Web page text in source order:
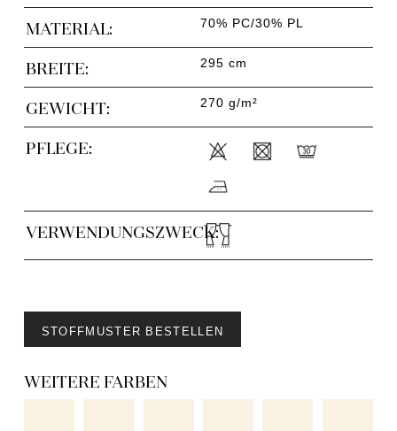
MATERIAL: 70% PC/30% PL
BREITE: 295 cm
GEWICHT: 270 g/m²
PFLEGE:
VERWENDUNGSZWECK:
STOFFMUSTER BESTELLEN
WEITERE FARBEN